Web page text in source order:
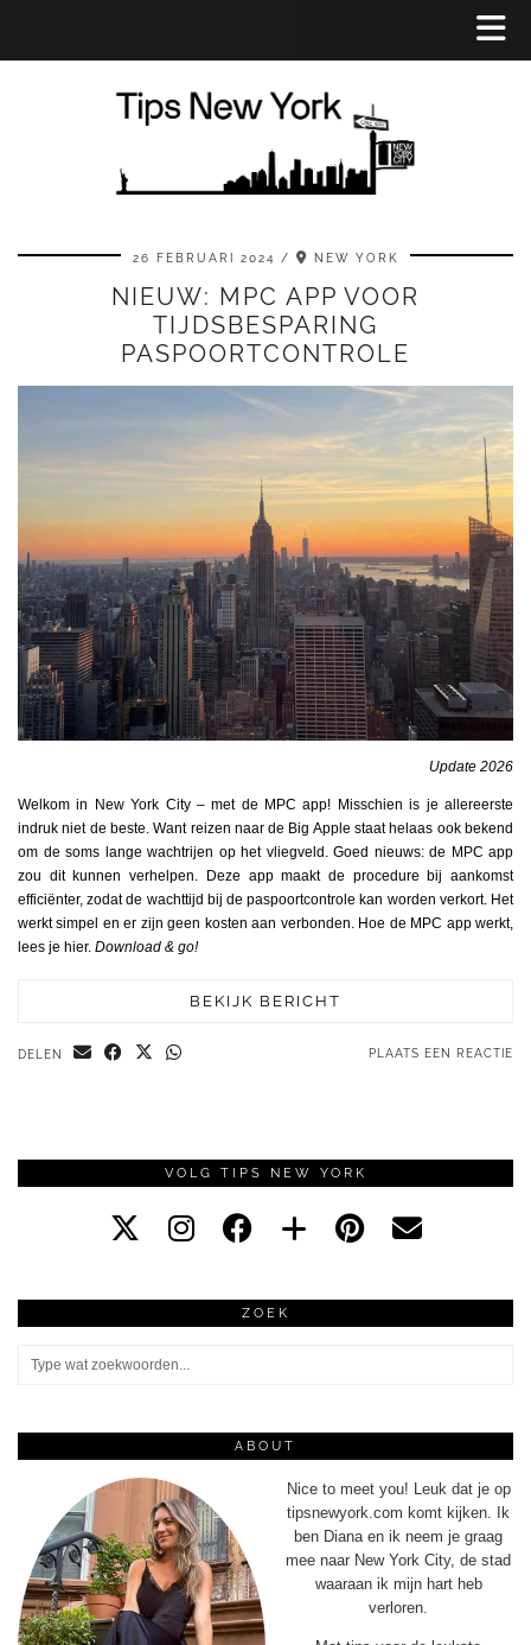
26 FEBRUARI 2024 NEW YORK
NIEUW: MPC APP VOOR
TIJDSBESPARING
PASPOORTCONTROLE
Update 2026
Welkom in New York City – met de MPC app! Misschien is je allereerste
indruk niet de beste. Want reizen naar de Big Apple staat helaas ook bekend
om de soms lange wachtrijen op het vliegveld. Goed nieuws: de MPC app
zou dit kunnen verhelpen. Deze app maakt de procedure bij aankomst
efficiënter, zodat de wachttijd bij de paspoortcontrole kan worden verkort. Het
werkt simpel en er zijn geen kosten aan verbonden. Hoe de MPC app werkt,
lees je hier. Download & go!
BEKIJK BERICHT
DELEN PLAATS EEN REACTIE
VOLG TIPS NEW YORK
ZOEK
ABOUT
Nice to meet you! Leuk dat je op
tipsnewyork.com komt kijken. Ik
ben Diana en ik neem je graag
mee naar New York City, de stad
waaraan ik mijn hart heb
verloren.